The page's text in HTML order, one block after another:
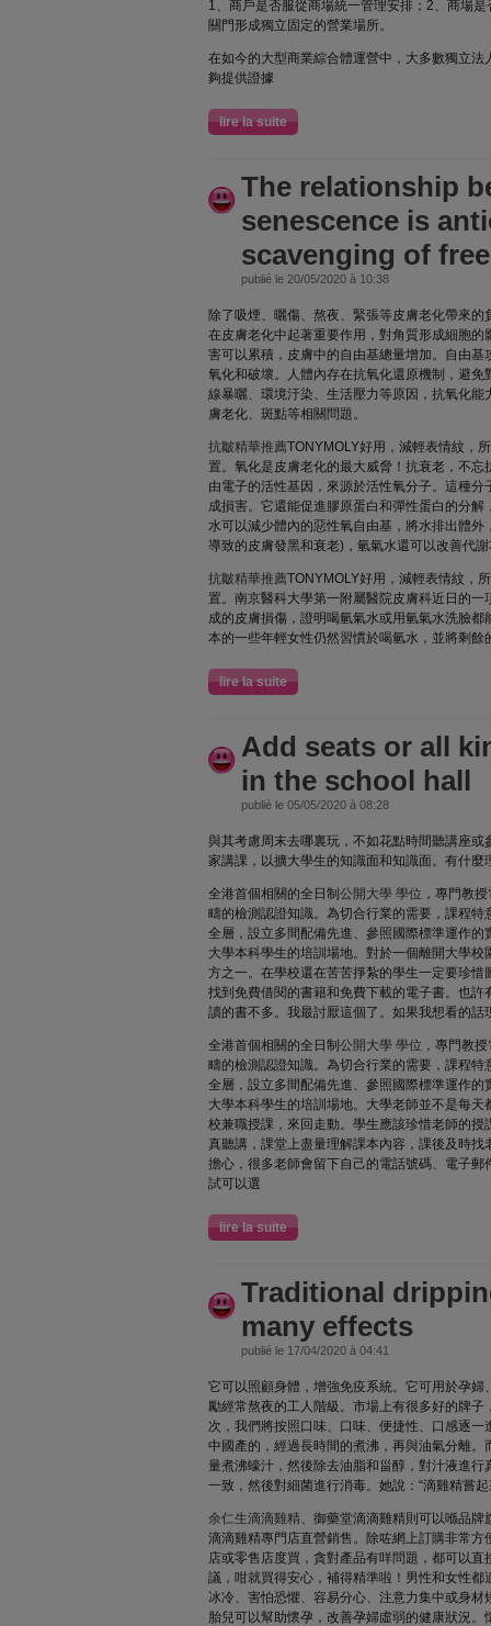
1、商戶是否服從商場統一管理安排；2、商場
關門形成獨立固定的營業場所。
在如今的大型商業綜合體運營中，大多數獨立
夠提供證據
lire la suite
The relationship
senescence is
scavenging of
publié le 20/05/2020 à 10:38
除了吸煙、曬傷、熬夜、緊張等皮膚老化帶來
在皮膚老化中起著重要作用，對角質形成細胞
害可以累積，皮膚中的自由基總量增加。自由
氧化和破壞。人體內存在抗氧化還原機制，避
線暴曬、環境汙染、生活壓力等原因，抗氧化
膚老化、斑點等相關問題。
抗皺精華推薦TONYMOLY好用，減輕表情紋，
置。氧化是皮膚老化的最大威脅！抗衰老，不
由電子的活性基因，來源於活性氧分子。這種
成損害。它還能促進膠原蛋白和彈性蛋白的分
水可以減少體內的惡性氧自由基，將水排出體
導致的皮膚發黑和衰老)，氫氣水還可以改善代
抗皺精華推薦TONYMOLY好用，減輕表情紋，
置。南京醫科大學第一附屬醫院皮膚科近日的
成的皮膚損傷，證明喝氫氣水或用氫氣水洗臉
本的一些年輕女性仍然習慣於喝氫水，並將剩餘
lire la suite
Add seats or all
in the school hall
publié le 05/05/2020 à 08:28
與其考慮周末去哪裏玩，不如花點時間聽講座
家講課，以擴大學生的知識面和知識面。有什麼
全港首個相關的全日制 公開大學 學位 ，專門教
疇的檢測認證知識。為切合行業的需要，課程
全層，設立多間配備先進、參照國際標準運作
大學本科學生的培訓場地。對於一個離開大學
方之一。在學校還在苦苦掙紮的學生一定要珍
找到免費借閱的書籍和免費下載的電子書。也
讀的書不多。我最討厭這個了。如果我想看的話
全港首個相關的全日制 公開大學 學位 ，專門教
疇的檢測認證知識。為切合行業的需要，課程
全層，設立多間配備先進、參照國際標準運作
大學本科學生的培訓場地。大學老師並不是每
校兼職授課，來回走動。學生應該珍惜老師的
真聽講，課堂上盡量理解課本內容，課後及時
擔心，很多老師會留下自己的電話號碼、電子
試可以選
lire la suite
Traditional
many effects
publié le 17/04/2020 à 04:41
它可以照顧身體，增強免疫系統。它可用於孕
勵經常熬夜的工人階級。市場上有很多好的牌
次，我們將按照口味、口味、便捷性、口感逐
中國產的，經過長時間的煮沸，再與油氣分離
量煮沸蠔汁，然後除去油脂和甾醇，對汁液進
一致，然後對細菌進行消毒。她說：“滴雞精嘗
余仁生滴滴雞精、御藥堂滴滴雞精則可以喺品
滴滴雞精專門店直營銷售。除咗網上訂購非常
店或零售店度買，貪對產品有咩問題，都可以
議，咁就買得安心，補得精準啦！男性和女性
冰冷、害怕恐懼、容易分心、注意力集中或身
胎兒可以幫助懷孕，改善孕婦虛弱的健康狀況